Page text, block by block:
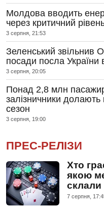
Молдова вводить
через критичний
3 серпня, 21:53
Зеленський звільнив
посади посла
3 серпня, 20:05
Понад 2,8 млн
залізничники долають
сезон
3 серпня, 19:00
ПРЕС-РЕЛІЗИ
Хто
якою
склали
7 серпня,